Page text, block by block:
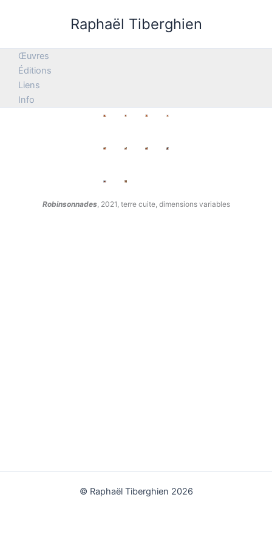
Raphaël Tiberghien
Œuvres
Éditions
Liens
Info
Robinsonnades, 2021, terre cuite, dimensions variables
© Raphaël Tiberghien 2026